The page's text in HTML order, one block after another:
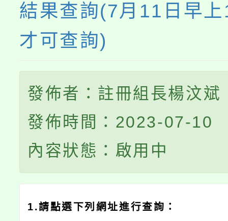
結果查詢(7月11日早
才可查詢)
發佈者：註冊組長楊汶斌
發佈時間：2023-07-10
內容狀態：啟用中
1.請點選下列網址進行查詢：